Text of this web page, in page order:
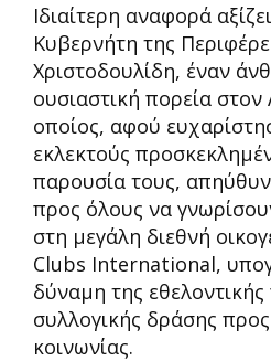
Ιδιαίτερη αναφορά
Κυβερνήτη της
Χριστοδουλίδη, έναν
ουσιαστική πορεία στον
οποίος, αφού
εκλεκτούς
παρουσία τους,
προς όλους να
στη μεγάλη διεθνή
Clubs International,
δύναμη της
συλλογικής δράσης
κοινωνίας.